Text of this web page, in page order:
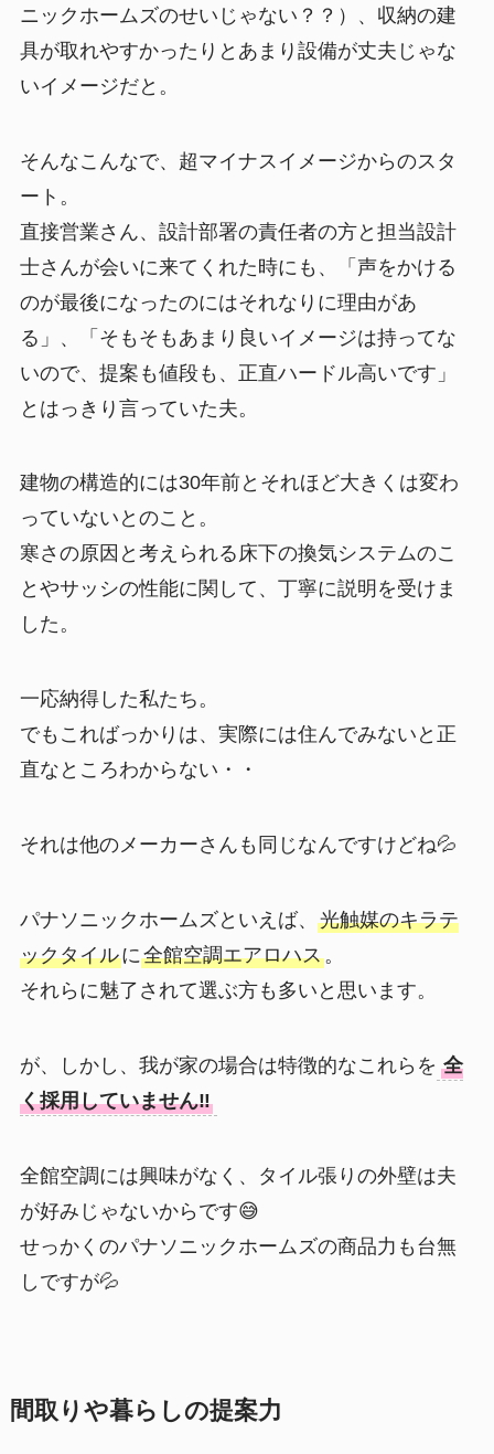
ニックホームズのせいじゃない？？）、収納の建
具が取れやすかったりとあまり設備が丈夫じゃな
いイメージだと。
そんなこんなで、超マイナスイメージからのスタ
ート。
直接営業さん、設計部署の責任者の方と担当設計
士さんが会いに来てくれた時にも、「声をかける
のが最後になったのにはそれなりに理由があ
る」、「そもそもあまり良いイメージは持ってな
いので、提案も値段も、正直ハードル高いです」
とはっきり言っていた夫。
建物の構造的には30年前とそれほど大きくは変わ
っていないとのこと。
寒さの原因と考えられる床下の換気システムのこ
とやサッシの性能に関して、丁寧に説明を受けま
した。
一応納得した私たち。
でもこればっかりは、実際には住んでみないと正
直なところわからない・・
それは他のメーカーさんも同じなんですけどね💦
パナソニックホームズといえば、 光触媒のキラテ
ックタイルに全館空調エアロハス。
それらに魅了されて選ぶ方も多いと思います。
が、しかし、我が家の場合は特徴的なこれらを 全
く採用していません‼️
全館空調には興味がなく、タイル張りの外壁は夫
が好みじゃないからです😅
せっかくのパナソニックホームズの商品力も台無
しですが💦
間取りや暮らしの提案力